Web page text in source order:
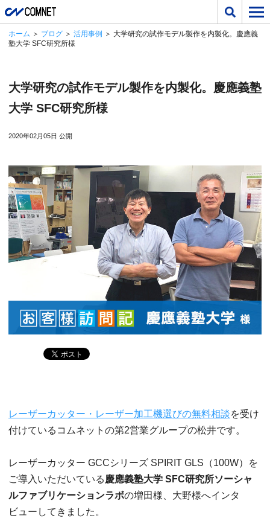
ホーム ＞ ブログ ＞ 活用事例 ＞ 大学研究の試作モデル製作を内製化。慶應義
塾大学 SFC研究所様
大学研究の試作モデル製作を内製化。慶應義塾
大学 SFC研究所様
2020年02月05日 公開
レーザーカッター・レーザー加工機選びの無料相談を受け
付けているコムネットの第2営業グループの松井です。
レーザーカッター GCCシリーズ SPIRIT GLS（100W）を
ご導入いただいている 慶應義塾大学 SFC研究所ソーシャ
ルファブリケーションラボの増田様、大野様へインタ
ビューしてきました。